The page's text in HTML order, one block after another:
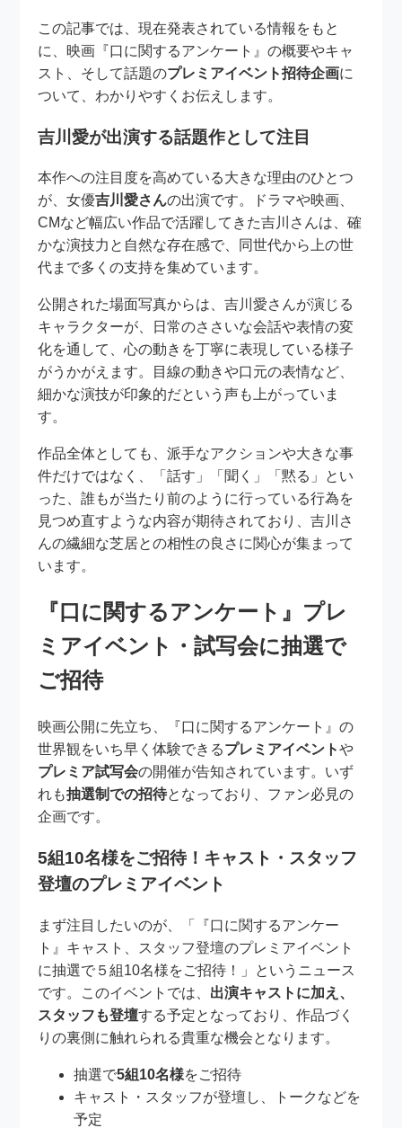
この記事では、現在発表されている情報をもと
に、映画『口に関するアンケート』の概要やキャ
スト、そして話題のプレミアイベント招待企画に
ついて、わかりやすくお伝えします。
吉川愛が出演する話題作として注目
本作への注目度を高めている大きな理由のひとつ
が、女優吉川愛さんの出演です。ドラマや映画、
CMなど幅広い作品で活躍してきた吉川さんは、確
かな演技力と自然な存在感で、同世代から上の世
代まで多くの支持を集めています。
公開された場面写真からは、吉川愛さんが演じる
キャラクターが、日常のささいな会話や表情の変
化を通して、心の動きを丁寧に表現している様子
がうかがえます。目線の動きや口元の表情など、
細かな演技が印象的だという声も上がっていま
す。
作品全体としても、派手なアクションや大きな事
件だけではなく、「話す」「聞く」「黙る」とい
った、誰もが当たり前のように行っている行為を
見つめ直すような内容が期待されており、吉川さ
んの繊細な芝居との相性の良さに関心が集まって
います。
『口に関するアンケート』プレ
ミアイベント・試写会に抽選で
ご招待
映画公開に先立ち、『口に関するアンケート』の
世界観をいち早く体験できるプレミアイベントや
プレミア試写会の開催が告知されています。いず
れも抽選制での招待となっており、ファン必見の
企画です。
5組10名様をご招待！キャスト・スタッフ
登壇のプレミアイベント
まず注目したいのが、「『口に関するアンケー
ト』キャスト、スタッフ登壇のプレミアイベント
に抽選で５組10名様をご招待！」というニュース
です。このイベントでは、 出演キャストに加え、
スタッフも登壇する予定となっており、作品づく
りの裏側に触れられる貴重な機会となります。
抽選で5組10名様をご招待
キャスト・スタッフが登壇し、トークなどを
予定